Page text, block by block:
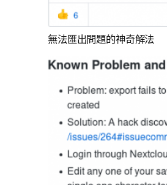
無法匯出問題的神奇解法